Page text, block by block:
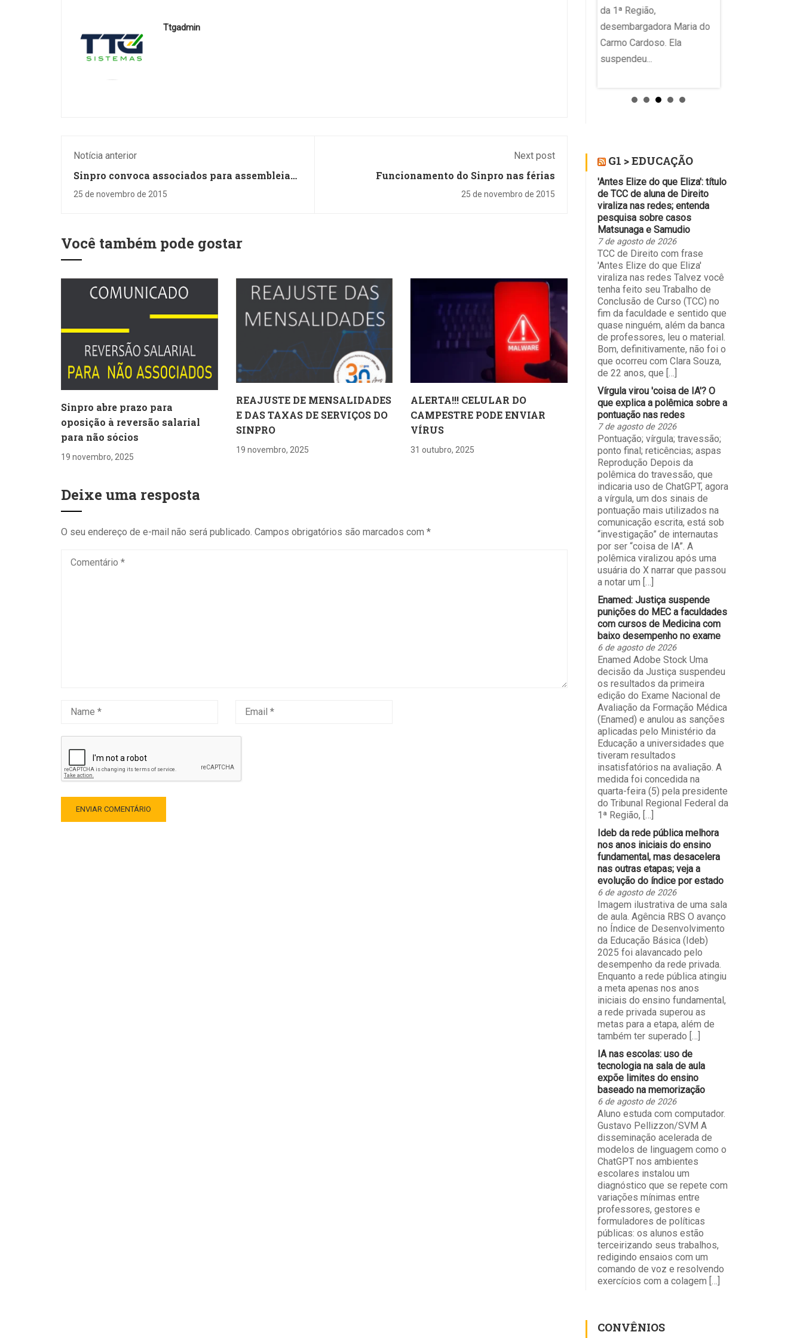
Ttgadmin
Notícia anterior
Sinpro convoca associados para assembleia
25 de novembro de 2015
Next post
Funcionamento do Sinpro nas férias
25 de novembro de 2015
Você também pode gostar
Sinpro abre prazo para
oposição à reversão salarial
para não sócios
19 novembro, 2025
REAJUSTE DE MENSALIDADES
E DAS TAXAS DE SERVIÇOS DO
SINPRO
19 novembro, 2025
ALERTA!!! CELULAR DO
CAMPESTRE PODE ENVIAR
VÍRUS
31 outubro, 2025
Deixe uma resposta
O seu endereço de e-mail não será publicado. Campos obrigatórios são marcados com *
da 1ª Região,
desembargadora Maria do
Carmo Cardoso. Ela
suspendeu...
G1 > EDUCAÇÃO
'Antes Elize do que Eliza': título
de TCC de aluna de Direito
viraliza nas redes; entenda
pesquisa sobre casos
Matsunaga e Samudio
7 de agosto de 2026
TCC de Direito com frase
'Antes Elize do que Eliza'
viraliza nas redes Talvez você
tenha feito seu Trabalho de
Conclusão de Curso (TCC) no
fim da faculdade e sentido que
quase ninguém, além da banca
de professores, leu o material.
Bom, definitivamente, não foi o
que ocorreu com Clara Souza,
de 22 anos, que […]
Vírgula virou 'coisa de IA'? O
que explica a polêmica sobre a
pontuação nas redes
7 de agosto de 2026
Pontuação; vírgula; travessão;
ponto final; reticências; aspas
Reprodução Depois da
polêmica do travessão, que
indicaria uso de ChatGPT, agora
a vírgula, um dos sinais de
pontuação mais utilizados na
comunicação escrita, está sob
“investigação” de internautas
por ser “coisa de IA”. A
polêmica viralizou após uma
usuária do X narrar que passou
a notar um […]
Enamed: Justiça suspende
punições do MEC a faculdades
com cursos de Medicina com
baixo desempenho no exame
6 de agosto de 2026
Enamed Adobe Stock Uma
decisão da Justiça suspendeu
os resultados da primeira
edição do Exame Nacional de
Avaliação da Formação Médica
(Enamed) e anulou as sanções
aplicadas pelo Ministério da
Educação a universidades que
tiveram resultados
insatisfatórios na avaliação. A
medida foi concedida na
quarta-feira (5) pela presidente
do Tribunal Regional Federal da
1ª Região, […]
Ideb da rede pública melhora
nos anos iniciais do ensino
fundamental, mas desacelera
nas outras etapas; veja a
evolução do índice por estado
6 de agosto de 2026
Imagem ilustrativa de uma sala
de aula. Agência RBS O avanço
no Índice de Desenvolvimento
da Educação Básica (Ideb)
2025 foi alavancado pelo
desempenho da rede privada.
Enquanto a rede pública atingiu
a meta apenas nos anos
iniciais do ensino fundamental,
a rede privada superou as
metas para a etapa, além de
também ter superado […]
IA nas escolas: uso de
tecnologia na sala de aula
expõe limites do ensino
baseado na memorização
6 de agosto de 2026
Aluno estuda com computador.
Gustavo Pellizzon/SVM A
disseminação acelerada de
modelos de linguagem como o
ChatGPT nos ambientes
escolares instalou um
diagnóstico que se repete com
variações mínimas entre
professores, gestores e
formuladores de políticas
públicas: os alunos estão
terceirizando seus trabalhos,
redigindo ensaios com um
comando de voz e resolvendo
exercícios com a colagem […]
CONVÊNIOS